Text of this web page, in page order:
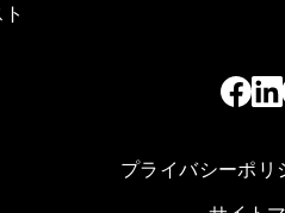
プライバシーポリ